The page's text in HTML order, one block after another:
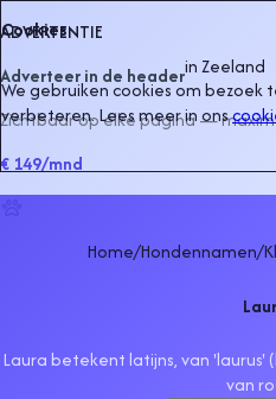
ADVERTENTIE
Adverteer in de headerinZeeland
Zichtbaar op elke pagina —
€ 149/mnd
Home/Hondennamen/
Laura betekent latijns, van 'laurus'
van
Cookies
We gebruiken cookies om bezoek
verbeteren. Lees meer in ons